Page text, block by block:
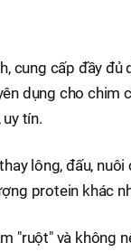
cung cấp đầy đủ
dụng cho chim
tín.
lông, đấu,
protein khác
"ruột" và không